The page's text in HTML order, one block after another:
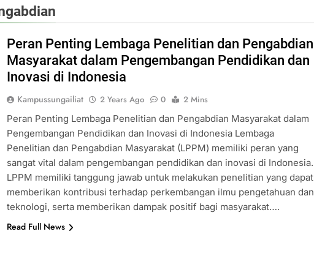
Peran Penting Lembaga Penelitian dan Pengabdian
Masyarakat dalam Pengembangan Pendidikan dan
Inovasi di Indonesia
Kampussungailiat 2 Years Ago 0
2 Mins
Peran Penting Lembaga Penelitian dan Pengabdian Masyarakat dalam
Pengembangan Pendidikan dan Inovasi di Indonesia Lembaga
Penelitian dan Pengabdian Masyarakat (LPPM) memiliki peran yang
sangat vital dalam pengembangan pendidikan dan inovasi di Indonesia.
LPPM memiliki tanggung jawab untuk melakukan penelitian yang dapat
memberikan kontribusi terhadap perkembangan ilmu pengetahuan dan
teknologi, serta memberikan dampak positif bagi masyarakat….
Read Full News